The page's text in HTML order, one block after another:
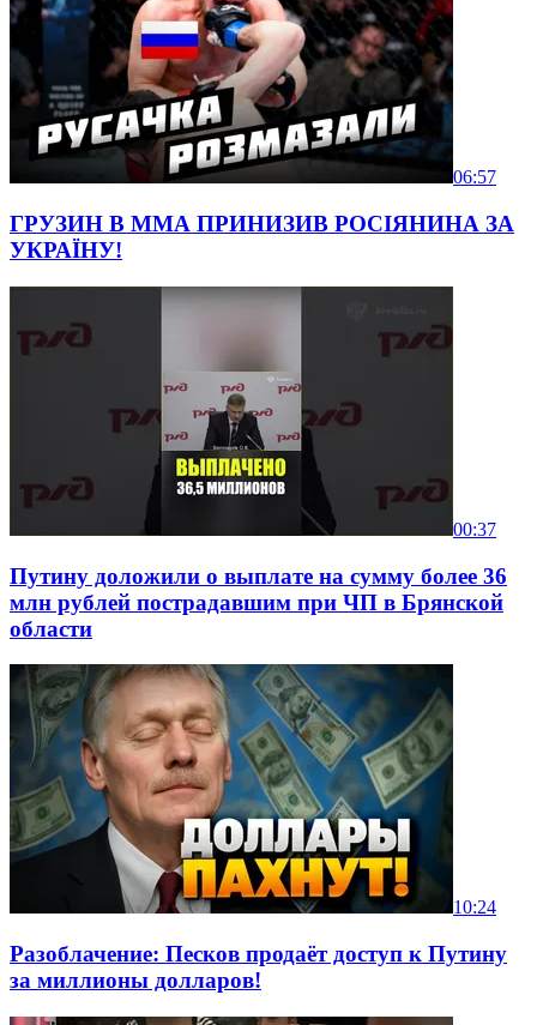
06:57
ГРУЗИН В ММА ПРИНИЗИВ РОСІЯНИНА ЗА
УКРАЇНУ!
00:37
Путину доложили о выплате на сумму более 36
млн рублей пострадавшим при ЧП в Брянской
области
10:24
Разоблачение: Песков продаёт доступ к Путину
за миллионы долларов!